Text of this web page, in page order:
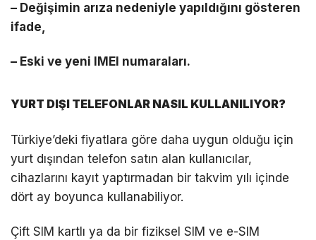
– Değişimin arıza nedeniyle yapıldığını gösteren
ifade,
– Eski ve yeni IMEI numaraları.
YURT DIŞI TELEFONLAR NASIL KULLANILIYOR?
Türkiye’deki fiyatlara göre daha uygun olduğu için
yurt dışından telefon satın alan kullanıcılar,
cihazlarını kayıt yaptırmadan bir takvim yılı içinde
dört ay boyunca kullanabiliyor.
Çift SIM kartlı ya da bir fiziksel SIM ve e-SIM